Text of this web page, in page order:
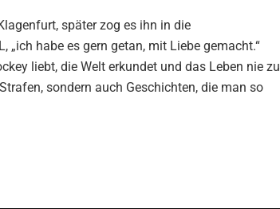
später zog es ihn in die
„ich habe es gern getan, mit Liebe gemacht.“
liebt, die Welt erkundet und das Leben nie zu
sondern auch Geschichten, die man so